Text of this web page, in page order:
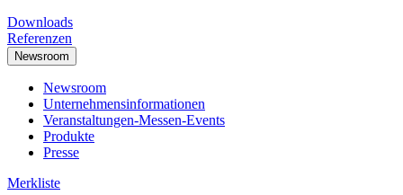
Downloads
Referenzen
Newsroom
Newsroom
Unternehmensinformationen
Veranstaltungen-Messen-Events
Produkte
Presse
Merkliste